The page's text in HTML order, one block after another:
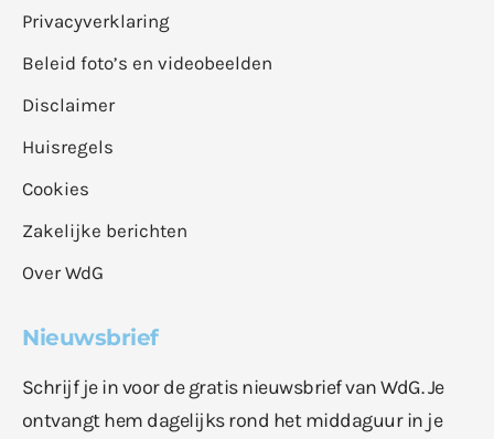
Privacyverklaring
Beleid foto’s en videobeelden
Disclaimer
Huisregels
Cookies
Zakelijke berichten
Over WdG
Nieuwsbrief
Schrijf je in voor de gratis nieuwsbrief van WdG. Je
ontvangt hem dagelijks rond het middaguur in je